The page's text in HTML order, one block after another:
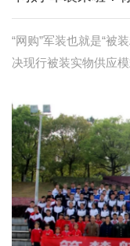
“网购”军装也就是“被
决现行被装实物供应
不够高、不同程度闲
被装保障向实战化、